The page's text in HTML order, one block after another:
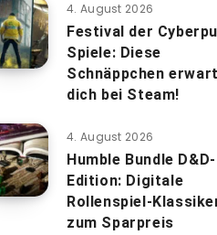
4. August 2026
Festival der
Spiele: Diese
Schnäppchen
dich bei Steam!
4. August 2026
Humble Bundle D&D-
Edition: Digitale
Rollenspiel-
zum Sparpreis